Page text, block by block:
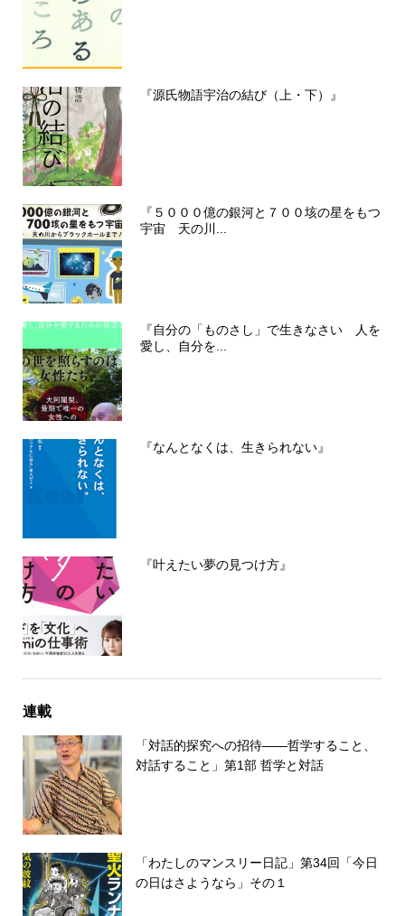
『源氏物語宇治の結び（上・下）』
『５０００億の銀河と７００垓の星をもつ
宇宙 天の川...
『自分の「ものさし」で生きなさい 人を
愛し、自分を...
『なんとなくは、生きられない』
『叶えたい夢の見つけ方』
連載
「対話的探究への招待――哲学すること、
対話すること」第1部 哲学と対話
「わたしのマンスリー日記」第34回「今日
の日はさようなら」その１